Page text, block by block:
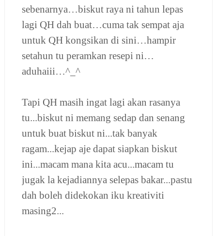
sebenarnya…biskut raya ni tahun lepas
lagi QH dah buat…cuma tak sempat aja
untuk QH kongsikan di sini…hampir
setahun tu peramkan resepi ni…
aduhaiii…^_^
Tapi QH masih ingat lagi akan rasanya
tu...biskut ni memang sedap dan senang
untuk buat biskut ni...tak banyak
ragam...kejap aje dapat siapkan biskut
ini...macam mana kita acu...macam tu
jugak la kejadiannya selepas bakar...pastu
dah boleh didekokan iku kreativiti
masing2...